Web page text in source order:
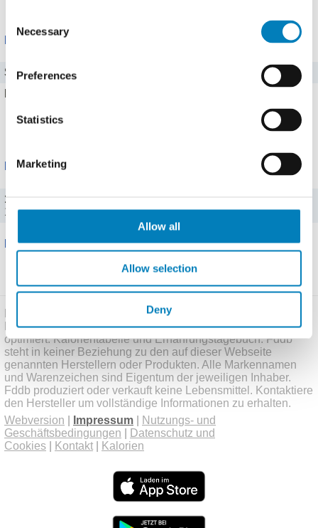
Selection
Necessary
Preferences
Statistics
Marketing
Allow all
Allow selection
Deny
Mineralstoffe
Salz
Portionen
100 g (100 g)
1515 kJ (362 kcal), Fett: 23 g, KH: 39 g
Bewertungen
Schreibe eine Bewertung
Finde schnell und einfach Kalorien für Lebensmittel.
Fddb.mobi ist für mobile Geräte wie iPhone und Android
optimiert. Kalorientabelle und Ernährungstagebuch. Fddb
steht in keiner Beziehung zu den auf dieser Webseite
genannten Herstellern oder Produkten. Alle Markennamen
und Warenzeichen sind Eigentum der jeweiligen Inhaber.
Fddb produziert oder verkauft keine Lebensmittel. Kontaktiere
den Hersteller um vollständige Informationen zu erhalten.
Webversion
Impressum
Nutzungs- und
Geschäftsbedingungen
Datenschutz und
Cookies
Kontakt Kalorien